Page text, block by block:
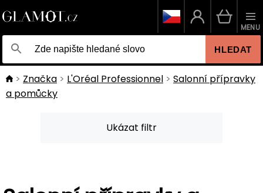
HLEDAT
MENU
Značka L'Oréal Professionnel
Salonní přípravky
a pomůcky
Ukázat filtr